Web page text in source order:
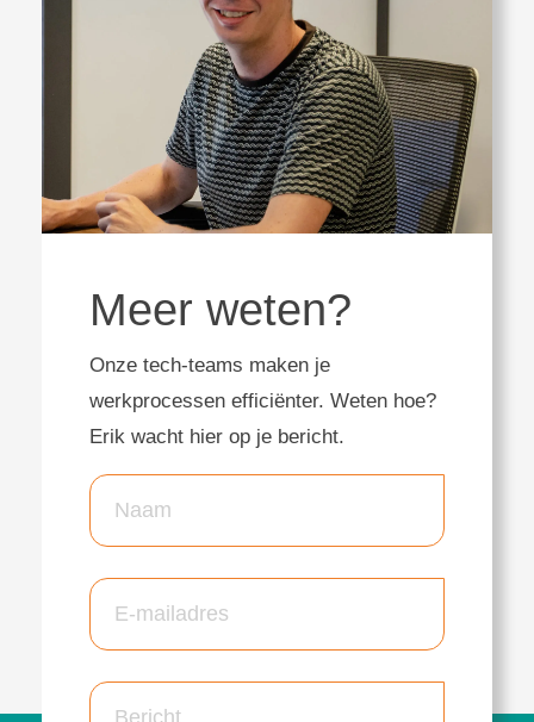
Meer weten?
Onze tech-teams maken je
werkprocessen efficiënter. Weten hoe?
Erik wacht hier op je bericht.